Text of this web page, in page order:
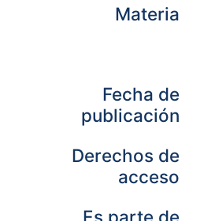
Materia
Fecha de
publicación
Derechos de
acceso
Es parte de